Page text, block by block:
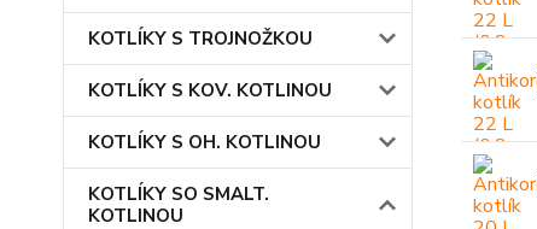
KOTLÍKY S TROJNOŽKOU
KOTLÍKY S KOV. KOTLINOU
KOTLÍKY S OH. KOTLINOU
KOTLÍKY SO SMALT.
KOTLINOU